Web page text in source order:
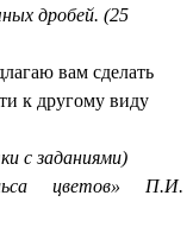
дробей. (25
вам сделать
к другому виду
с заданиями)
цветов» П.И.